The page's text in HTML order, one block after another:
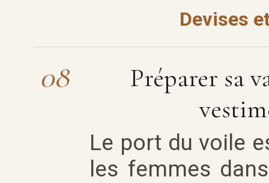
Devises
08
Préparer sa
Le port du voile
les femmes